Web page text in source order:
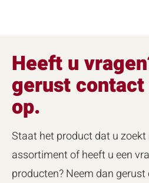
Heeft u
gerust
op.
Staat het product dat u zoekt
assortiment of heeft u een
producten? Neem dan